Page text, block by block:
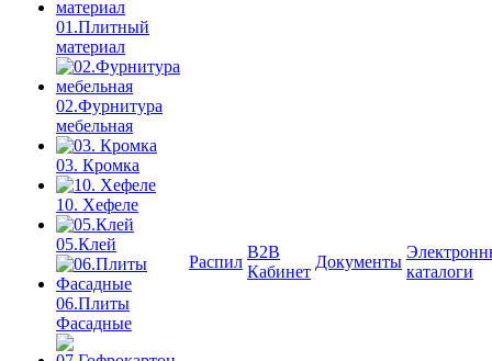
01.Плитный
материал
02.Фурнитура
мебельная
03. Кромка
10. Хефеле
05.Клей
06.Плиты
Фасадные
Распил
B2B
Кабинет
Документы
каталоги